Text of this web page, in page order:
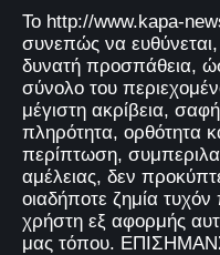
Το http://www.kapa-
συνεπώς να ευθύνεται,
δυνατή προσπάθεια,
σύνολο του
μέγιστη ακρίβεια,
πληρότητα, ορθότητα
περίπτωση,
αμέλειας, δεν
οιαδήποτε ζημία
χρήστη εξ αφορμής
μας τόπου.